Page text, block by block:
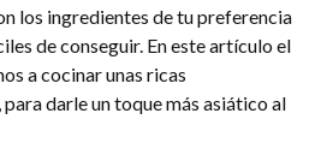
los ingredientes de tu preferencia
de conseguir. En este artículo el
a cocinar unas ricas
, para darle un toque más asiático al